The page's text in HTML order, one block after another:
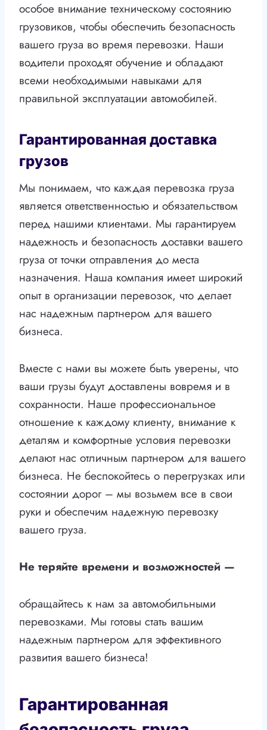
особое внимание техническому состоянию
грузовиков, чтобы обеспечить безопасность
вашего груза во время перевозки. Наши
водители проходят обучение и обладают
всеми необходимыми навыками для
правильной эксплуатации автомобилей.
Гарантированная доставка
грузов
Мы понимаем, что каждая перевозка груза
является ответственностью и обязательством
перед нашими клиентами. Мы гарантируем
надежность и безопасность доставки вашего
груза от точки отправления до места
назначения. Наша компания имеет широкий
опыт в организации перевозок, что делает
нас надежным партнером для вашего
бизнеса.
Вместе с нами вы можете быть уверены, что
ваши грузы будут доставлены вовремя и в
сохранности. Наше профессиональное
отношение к каждому клиенту, внимание к
деталям и комфортные условия перевозки
делают нас отличным партнером для вашего
бизнеса. Не беспокойтесь о перегрузках или
состоянии дорог – мы возьмем все в свои
руки и обеспечим надежную перевозку
вашего груза.
Не теряйте времени и возможностей —
обращайтесь к нам за автомобильными
перевозками. Мы готовы стать вашим
надежным партнером для эффективного
развития вашего бизнеса!
Гарантированная